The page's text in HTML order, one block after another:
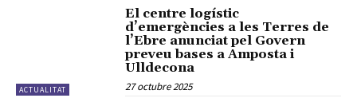
ACTUALITAT
El centre logístic
d’emergències a les Terres de
l’Ebre anunciat pel Govern
preveu bases a Amposta i
Ulldecona
27 octubre 2025